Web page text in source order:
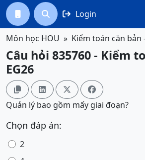
  Login
Môn học HOU Kiểm toán căn bản
Câu hỏi 835760 - Kiểm
EG26
   
Quản lý bao gồm mấy giai đoạn?
Chọn đáp án:
2